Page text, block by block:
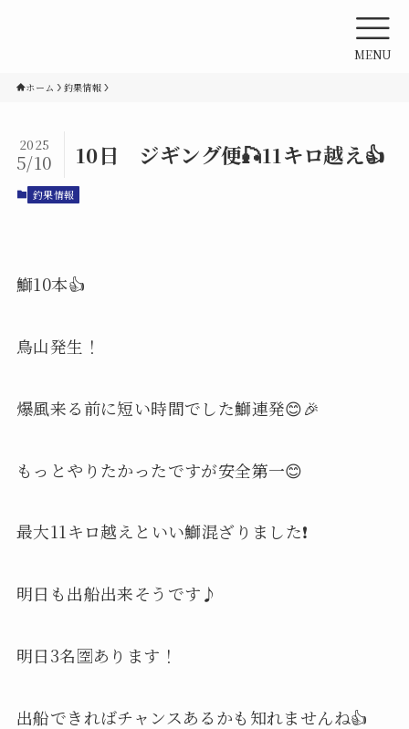
MENU
ホーム 釣果情報
10日 ジギング便🎣11キロ越え👍
2025
5/10
釣果情報
鰤10本👍
鳥山発生！
爆風来る前に短い時間でした鰤連発😊🎉
もっとやりたかったですが安全第一😊
最大11キロ越えといい鰤混ざりました❗️
明日も出船出来そうです♪
明日3名🈳あります！
出船できればチャンスあるかも知れませんね👍